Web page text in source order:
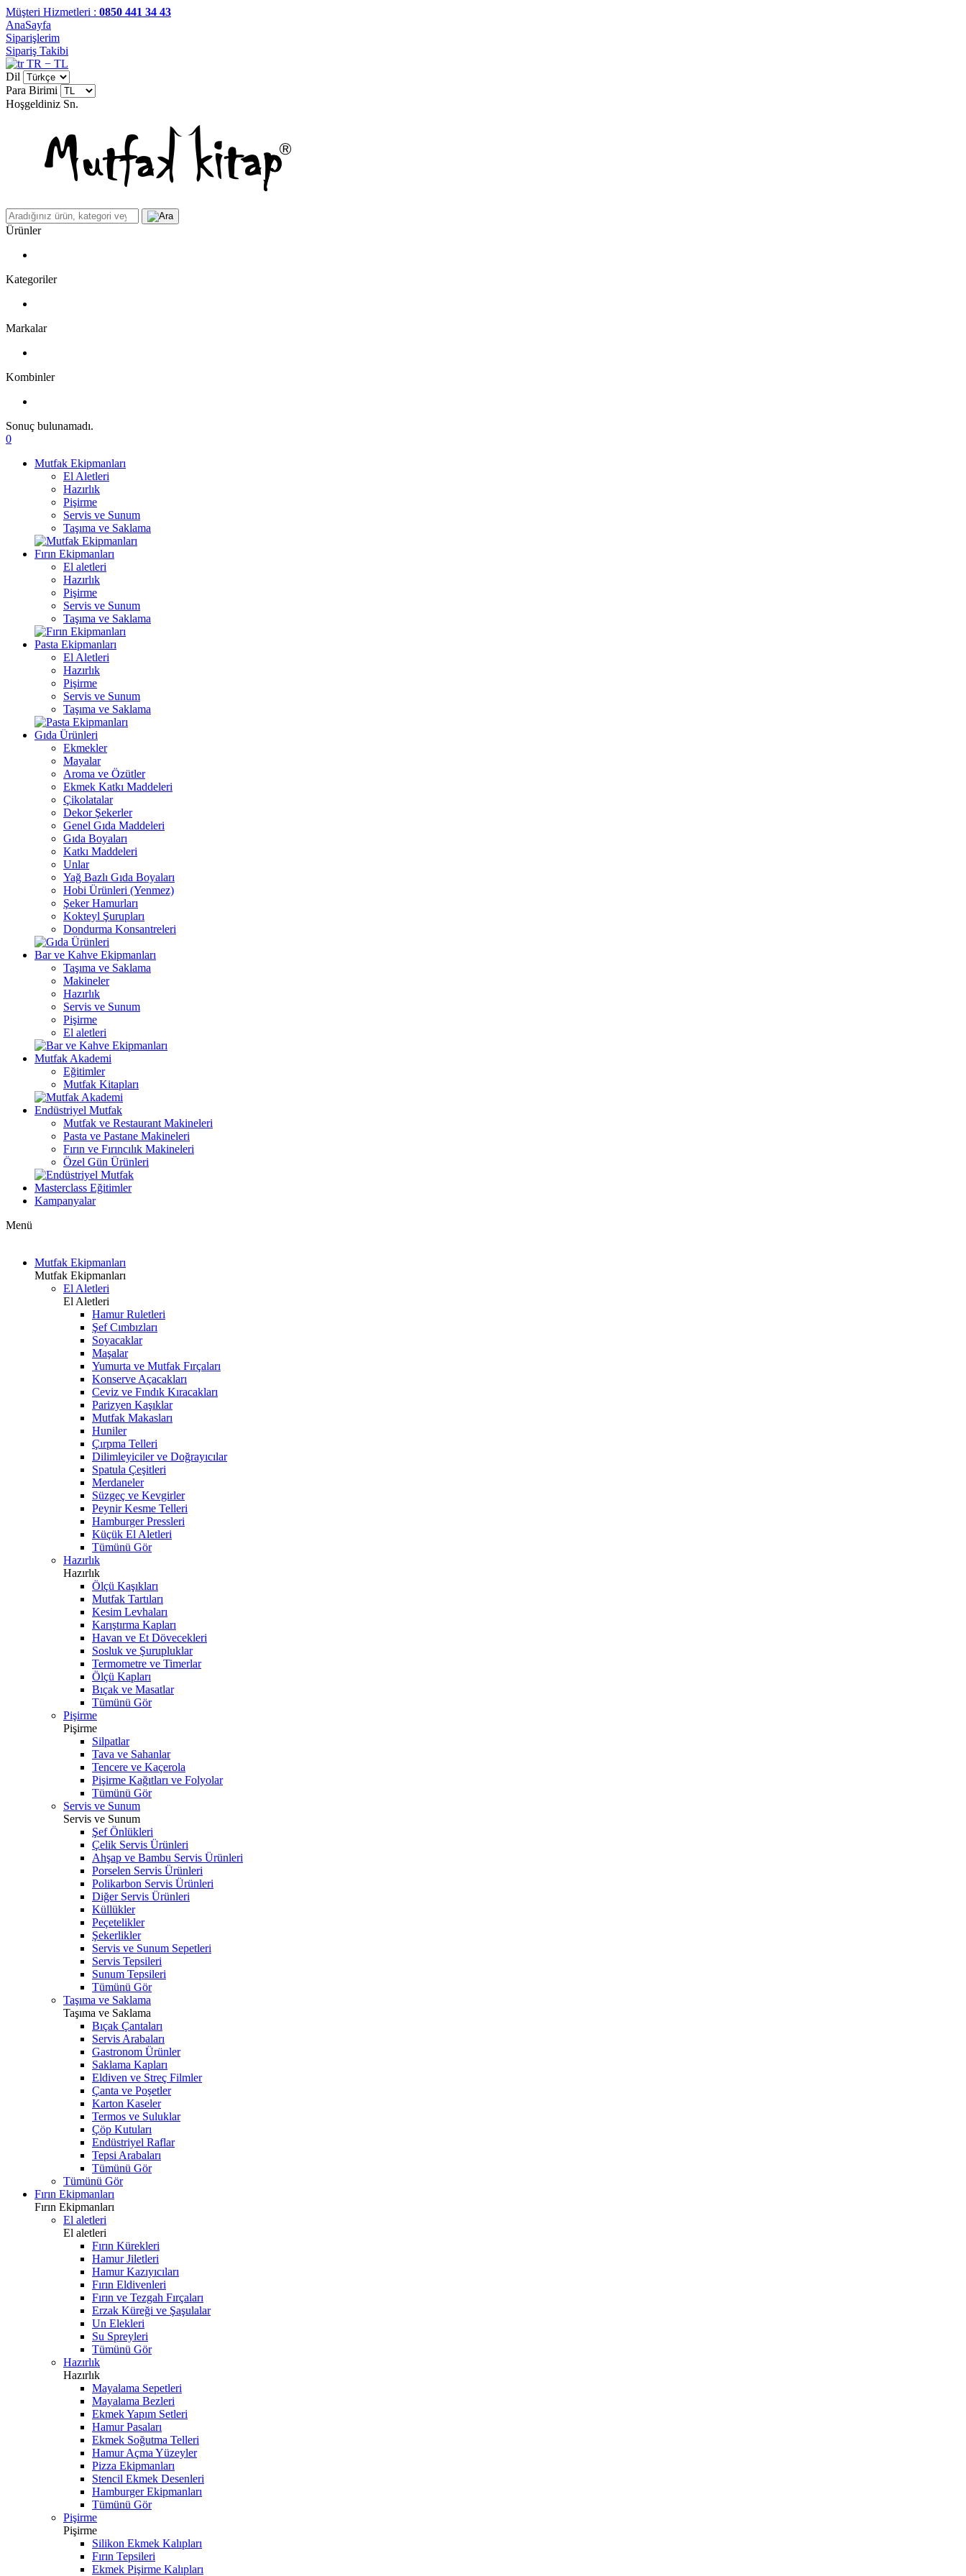
Müşteri Hizmetleri : 0850 441 34 43
AnaSayfa
Siparişlerim
Sipariş Takibi
TR − TL
Dil
Para Birimi
Hoşgeldiniz Sn.
Ürünler
Kategoriler
Markalar
Kombinler
Sonuç bulunamadı.
0
Mutfak Ekipmanları
El Aletleri
Hazırlık
Pişirme
Servis ve Sunum
Taşıma ve Saklama
Fırın Ekipmanları
El aletleri
Hazırlık
Pişirme
Servis ve Sunum
Taşıma ve Saklama
Pasta Ekipmanları
El Aletleri
Hazırlık
Pişirme
Servis ve Sunum
Taşıma ve Saklama
Gıda Ürünleri
Ekmekler
Mayalar
Aroma ve Özütler
Ekmek Katkı Maddeleri
Çikolatalar
Dekor Şekerler
Genel Gıda Maddeleri
Gıda Boyaları
Katkı Maddeleri
Unlar
Yağ Bazlı Gıda Boyaları
Hobi Ürünleri (Yenmez)
Şeker Hamurları
Kokteyl Şurupları
Dondurma Konsantreleri
Bar ve Kahve Ekipmanları
Taşıma ve Saklama
Makineler
Hazırlık
Servis ve Sunum
Pişirme
El aletleri
Mutfak Akademi
Eğitimler
Mutfak Kitapları
Endüstriyel Mutfak
Mutfak ve Restaurant Makineleri
Pasta ve Pastane Makineleri
Fırın ve Fırıncılık Makineleri
Özel Gün Ürünleri
Masterclass Eğitimler
Kampanyalar
Menü
Mutfak Ekipmanları
Mutfak Ekipmanları
El Aletleri
El Aletleri
Hamur Ruletleri
Şef Cımbızları
Soyacaklar
Maşalar
Yumurta ve Mutfak Fırçaları
Konserve Açacakları
Ceviz ve Fındık Kıracakları
Parizyen Kaşıklar
Mutfak Makasları
Huniler
Çırpma Telleri
Dilimleyiciler ve Doğrayıcılar
Spatula Çeşitleri
Merdaneler
Süzgeç ve Kevgirler
Peynir Kesme Telleri
Hamburger Pressleri
Küçük El Aletleri
Tümünü Gör
Hazırlık
Hazırlık
Ölçü Kaşıkları
Mutfak Tartıları
Kesim Levhaları
Karıştırma Kapları
Havan ve Et Dövecekleri
Sosluk ve Şurupluklar
Termometre ve Timerlar
Ölçü Kapları
Bıçak ve Masatlar
Tümünü Gör
Pişirme
Pişirme
Silpatlar
Tava ve Sahanlar
Tencere ve Kaçerola
Pişirme Kağıtları ve Folyolar
Tümünü Gör
Servis ve Sunum
Servis ve Sunum
Şef Önlükleri
Çelik Servis Ürünleri
Ahşap ve Bambu Servis Ürünleri
Porselen Servis Ürünleri
Polikarbon Servis Ürünleri
Diğer Servis Ürünleri
Küllükler
Peçetelikler
Şekerlikler
Servis ve Sunum Sepetleri
Servis Tepsileri
Sunum Tepsileri
Tümünü Gör
Taşıma ve Saklama
Taşıma ve Saklama
Bıçak Çantaları
Servis Arabaları
Gastronom Ürünler
Saklama Kapları
Eldiven ve Streç Filmler
Çanta ve Poşetler
Karton Kaseler
Termos ve Suluklar
Çöp Kutuları
Endüstriyel Raflar
Tepsi Arabaları
Tümünü Gör
Tümünü Gör
Fırın Ekipmanları
Fırın Ekipmanları
El aletleri
El aletleri
Fırın Kürekleri
Hamur Jiletleri
Hamur Kazıyıcıları
Fırın Eldivenleri
Fırın ve Tezgah Fırçaları
Erzak Küreği ve Şaşulalar
Un Elekleri
Su Spreyleri
Tümünü Gör
Hazırlık
Hazırlık
Mayalama Sepetleri
Mayalama Bezleri
Ekmek Yapım Setleri
Hamur Pasaları
Ekmek Soğutma Telleri
Hamur Açma Yüzeyler
Pizza Ekipmanları
Stencil Ekmek Desenleri
Hamburger Ekipmanları
Tümünü Gör
Pişirme
Pişirme
Silikon Ekmek Kalıpları
Fırın Tepsileri
Ekmek Pişirme Kalıpları